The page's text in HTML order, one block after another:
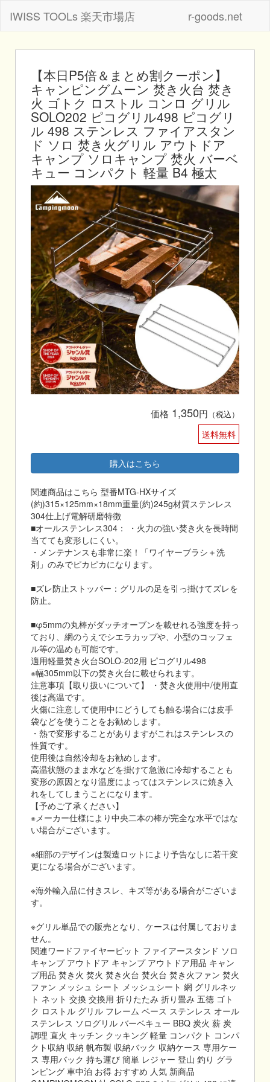
IWISS TOOLs 楽天市場店 r-goods.net
【本日P5倍＆まとめ割クーポン】
キャンピングムーン 焚き火台 焚き
火 ゴトク ロストル コンロ グリル
SOLO202 ピコグリル498 ピコグリ
ル 498 ステンレス ファイアスタン
ド ソロ 焚き火グリル アウトドア
キャンプ ソロキャンプ 焚火 バーベ
キュー コンパクト 軽量 B4 極太
価格 1,350円 （税込）
送料無料
購入はこちら
関連商品はこちら 型番MTG-HXサイズ
(約)315×125mm×18mm重量(約)245g材質ステンレス
304仕上げ電解研磨特徴
■オールステンレス304： ・火力の強い焚き火を長時間
当てても変形しにくい。
・メンテナンスも非常に楽！「ワイヤーブラシ＋洗
剤」のみでピカピカになります。
■ズレ防止ストッパー：グリルの足を引っ掛けてズレを
防止。
■φ5mmの丸棒がダッチオーブンを載せれる強度を持っ
ており、網のうえでシエラカップや、小型のコッフェ
ル等の温めも可能です。
適用軽量焚き火台SOLO-202用 ピコグリル498
※幅305mm以下の焚き火台に載せられます。
注意事項【取り扱いについて】 ・焚き火使用中/使用直
後は高温です。
火傷に注意して使用中にどうしても触る場合には皮手
袋などを使うことをお勧めします。
・熱で変形することがありますがこれはステンレスの
性質です。
使用後は自然冷却をお勧めします。
高温状態のまま水などを掛けて急激に冷却することも
変形の原因となり温度によってはステンレスに焼き入
れをしてしまうことになります。
【予めご了承ください】
※メーカー仕様により中央二本の棒が完全な水平ではな
い場合がございます。
※細部のデザインは製造ロットにより予告なしに若干変
更になる場合がございます。
※海外輸入品に付きスレ、キズ等がある場合がございま
す。
※グリル単品での販売となり、ケースは付属しておりま
せん。
関連ワードファイヤーピット ファイアースタンド ソロ
キャンプ アウトドア キャンプ アウトドア用品 キャン
プ用品 焚き火 焚火 焚き火台 焚火台 焚き火ファン 焚火
ファン メッシュ シート メッシュシート 網 グリルネッ
ト ネット 交換 交換用 折りたたみ 折り畳み 五徳 ゴト
ク ロストル グリル フレーム ベース ステンレス オール
ステンレス ソログリル バーベキュー BBQ 炭火 薪 炭
調理 直火 キッチン クッキング 軽量 コンパクト コンパ
クト収納 収納 帆布製 収納バック 収納ケース 専用ケー
ス 専用バック 持ち運び 簡単 レジャー 登山 釣り グラ
ンピング 車中泊 お得 おすすめ 人気 新商品